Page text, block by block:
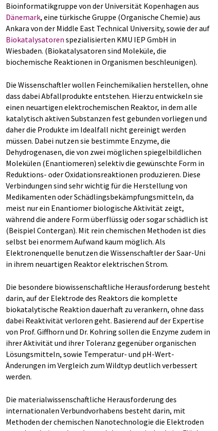
Bioinformatikgruppe von der Universität Kopenhagen aus
Dänemark, eine türkische Gruppe (Organische Chemie) aus
Ankara von der Middle East Technical University, sowie der auf
Biokatalysatoren spezialisierten KMU IEP GmbH in
Wiesbaden. (Biokatalysatoren sind Moleküle, die
biochemische Reaktionen in Organismen beschleunigen).
Die Wissenschaftler wollen Feinchemikalien herstellen, ohne
dass dabei Abfallprodukte entstehen. Hierzu entwickeln sie
einen neuartigen elektrochemischen Reaktor, in dem alle
katalytisch aktiven Substanzen fest gebunden vorliegen und
daher die Produkte im Idealfall nicht gereinigt werden
müssen. Dabei nutzen sie bestimmte Enzyme, die
Dehydrogenasen, die von zwei möglichen spiegelbildlichen
Molekülen (Enantiomeren) selektiv die gewünschte Form in
Reduktions- oder Oxidationsreaktionen produzieren. Diese
Verbindungen sind sehr wichtig für die Herstellung von
Medikamenten oder Schädlingsbekämpfungsmitteln, da
meist nur ein Enantiomer biologische Aktivität zeigt,
während die andere Form überflüssig oder sogar schädlich ist
(Beispiel Contergan). Mit rein chemischen Methoden ist dies
selbst bei enormem Aufwand kaum möglich. Als
Elektronenquelle benutzen die Wissenschaftler der Saar-Uni
in ihrem neuartigen Reaktor elektrischen Strom.
Die besondere biowissenschaftliche Herausforderung besteht
darin, auf der Elektrode des Reaktors die komplette
biokatalytische Reaktion dauerhaft zu verankern, ohne dass
dabei Reaktivität verloren geht. Basierend auf der Expertise
von Prof. Giffhorn und Dr. Kohring sollen die Enzyme zudem in
ihrer Aktivität und ihrer Toleranz gegenüber organischen
Lösungsmitteln, sowie Temperatur- und pH-Wert-
Änderungen im Vergleich zum Wildtyp deutlich verbessert
werden.
Die materialwissenschaftliche Herausforderung des
internationalen Verbundvorhabens besteht darin, mit
Methoden der chemischen Nanotechnologie die Elektroden